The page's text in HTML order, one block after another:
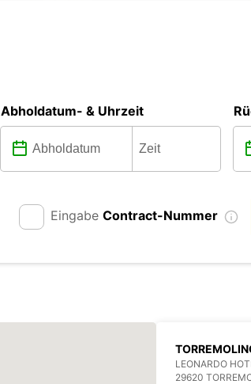
Abholdatum- & Uhrzeit
Eingabe Contract-Nummer
LEONARDO
29620